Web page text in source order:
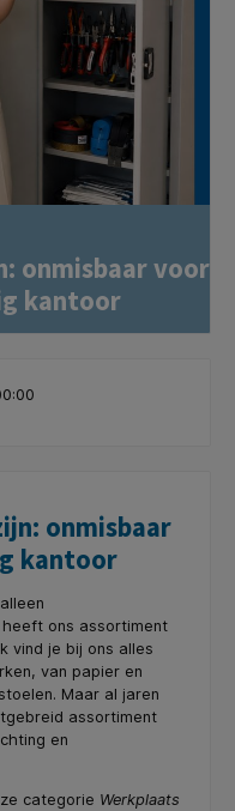
onmisbaar voor
kantoor
onmisbaar
kantoor
alleen
ons assortiment
vind je bij ons alles
van papier en
Maar al jaren
assortiment
en
categorie Werkplaats